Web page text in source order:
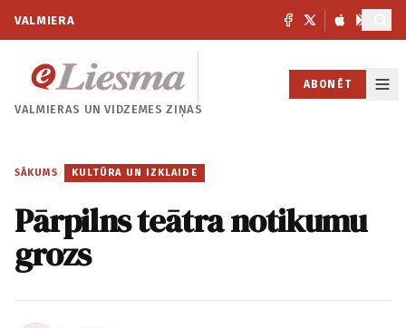
VALMIERA
VALMIERAS UNVIDZEMES ZIŅAS
ABONĒT
SĀKUMS / KULTŪRA UN IZKLAIDE
Pārpilns teātra notikumu
grozs